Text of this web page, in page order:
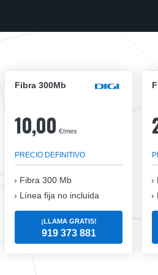
Fibra 300Mb
10,00 €/mes
PRECIO DEFINITIVO
Fibra 300 Mb
Línea fija no incluida
¡LLAMA GRATIS!
919 373 881